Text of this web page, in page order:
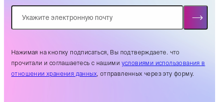
Нажимая на кнопку подписаться, Вы подтверждаете. что
прочитали и соглашаетесь с нашими условиями использования в
отношении хранения данных, отправленных через эту форму.